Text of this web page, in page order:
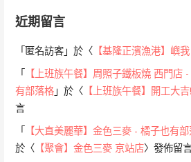
近期留言
「匿名訪客 」於〈 【基隆正濱漁港】嶼
「 【上班族午餐】周照子鐵板燒 西門店
有部落格 」於〈 【上班族午餐】開工大
言
「 【大直美麗華】金色三麥 - 橘子也有
於〈 【聚會】金色三麥 京站店〉發佈留